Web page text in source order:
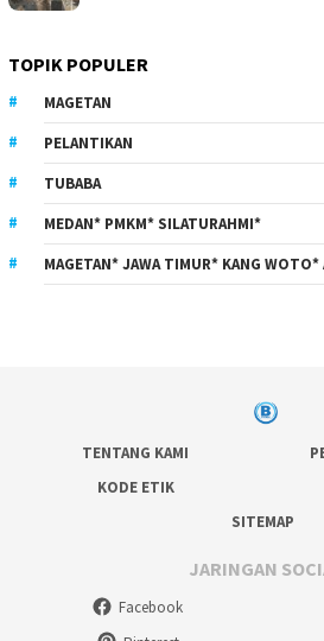
TOPIK POPULER
MAGETAN
PELANTIKAN
TUBABA
MEDAN* PMKM* SILATURAHMI*
MAGETAN* JAWA TIMUR* KANG WOTO*
TENTANG KAMI
KODE ETIK
SITEMAP
JARINGAN
Facebook